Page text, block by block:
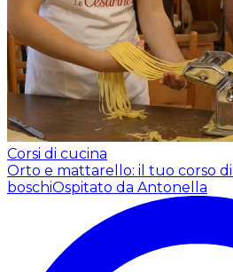
Corsi di cucina
Orto e mattarello: il tuo corso
boschiOspitato da Antonella